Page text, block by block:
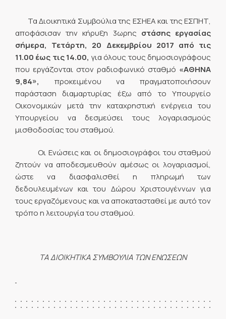
Τα Διοικητικά Συμβούλια της ΕΣΗΕΑ και της ΕΣΠΗΤ,
αποφάσισαν την κήρυξη 3ωρης στάσης εργασίας
σήμερα, Τετάρτη, 20 Δεκεμβρίου 2017 από τις
11.00 έως τις 14.00, για όλους τους δημοσιογράφους
που εργάζονται στον ραδιοφωνικό σταθμό «ΑΘΗΝΑ
9,84», προκειμένου να πραγματοποιήσουν
παράσταση διαμαρτυρίας έξω από το Υπουργείο
Οικονομικών μετά την καταχρηστική ενέργεια του
Υπουργείου να δεσμεύσει τους λογαριασμούς
μισθοδοσίας του σταθμού.
Οι Ενώσεις και οι δημοσιογράφοι του σταθμού
ζητούν να αποδεσμευθούν αμέσως οι λογαριασμοί,
ώστε να διασφαλισθεί η πληρωμή των
δεδουλευμένων και του Δώρου Χριστουγέννων για
τους εργαζόμενους και να αποκατασταθεί με αυτό τον
τρόπο η λειτουργία του σταθμού.
ΤΑ ΔΙΟΙΚΗΤΙΚΑ ΣΥΜΒΟΥΛΙΑ ΤΩΝ ΕΝΩΣΕΩΝ